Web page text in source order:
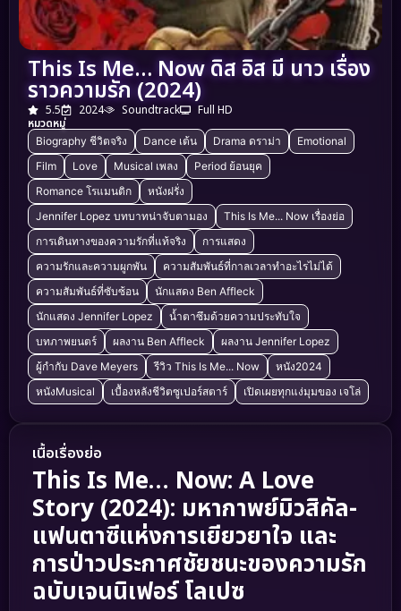
This Is Me… Now ดิส อิส มี นาว เรื่อง
ราวความรัก (2024)
5.5 2024 Soundtrack
Full HD
หมวดหมู่
Biography ชีวิตจริง Dance เต้น Drama ดราม่า
Emotional
Film
Love Musical เพลง
Period ย้อนยุค
Romance โรแมนติก
หนังฝรั่ง
Jennifer Lopez บทบาทน่าจับตามอง
This Is Me... Now เรื่องย่อ
การเดินทางของความรักที่แท้จริง
การแสดง
ความรักและความผูกพัน
ความสัมพันธ์ที่กาลเวลาทำอะไรไม่ได้
ความสัมพันธ์ที่ซับซ้อน
นักแสดง Ben Affleck
นักแสดง Jennifer Lopez
น้ำตาซึมด้วยความประทับใจ
บทภาพยนตร์
ผลงาน Ben Affleck
ผลงาน Jennifer Lopez
ผู้กำกับ Dave Meyers
รีวิว This Is Me... Now
หนัง2024
หนังMusical
เบื้องหลังชีวิตซูเปอร์สตาร์ เปิดเผยทุกแง่มุมของ เจโล่
เนื้อเรื่องย่อ
This Is Me… Now: A Love
Story (2024): มหากาพย์มิวสิคัล-
แฟนตาซีแห่งการเยียวยาใจ และ
การป่าวประกาศชัยชนะของความรัก
ฉบับเจนนิเฟอร์ โลเปซ